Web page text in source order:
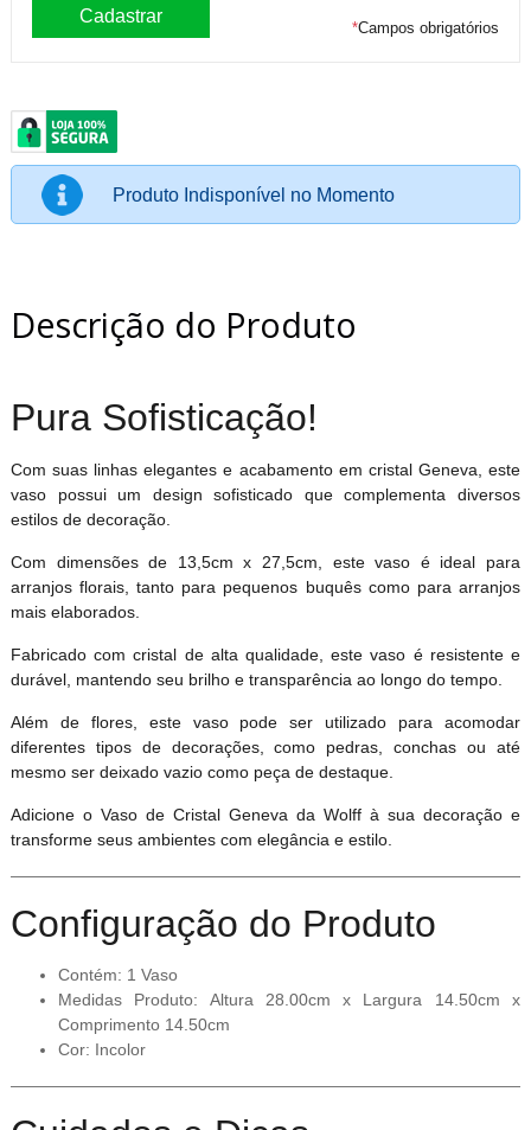
*Campos obrigatórios
Produto Indisponível no Momento
Descrição do Produto
Pura Sofisticação!
Com suas linhas elegantes e acabamento em cristal Geneva, este
vaso possui um design sofisticado que complementa diversos
estilos de decoração.
Com dimensões de 13,5cm x 27,5cm, este vaso é ideal para
arranjos florais, tanto para pequenos buquês como para arranjos
mais elaborados.
Fabricado com cristal de alta qualidade, este vaso é resistente e
durável, mantendo seu brilho e transparência ao longo do tempo.
Além de flores, este vaso pode ser utilizado para acomodar
diferentes tipos de decorações, como pedras, conchas ou até
mesmo ser deixado vazio como peça de destaque.
Adicione o Vaso de Cristal Geneva da Wolff à sua decoração e
transforme seus ambientes com elegância e estilo.
Configuração do Produto
Contém: 1 Vaso
Medidas Produto: Altura 28.00cm x Largura 14.50cm x
Comprimento 14.50cm
Cor: Incolor